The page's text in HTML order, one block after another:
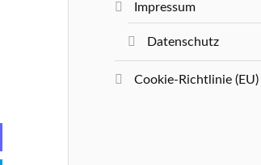
Impressum
Datenschutz
Cookie-Richtlinie (EU)